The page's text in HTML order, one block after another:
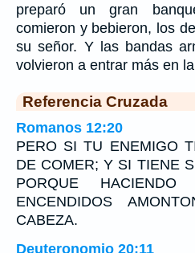
preparó un gran
comieron y bebieron, los
su señor. Y las bandas
volvieron a entrar más en
Referencia Cruzada
Romanos 12:20
PERO SI TU ENEMIGO
DE COMER; Y SI TIENE
PORQUE HACIENDO
ENCENDIDOS
CABEZA.
Deuteronomio 20:11